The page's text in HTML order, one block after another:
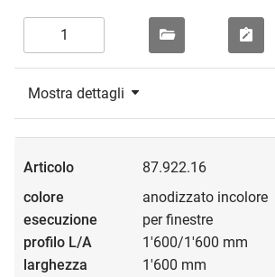
Mostra dettagli
87.922.16
anodizzato incolore
per finestre
1'600/1'600 mm
1'600 mm